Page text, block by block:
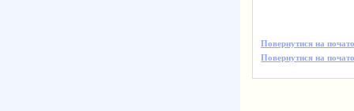
Повернутися на
Повернутися на